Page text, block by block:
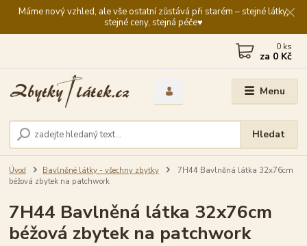
Máme nový vzhled, ale vše ostatní zůstává při starém – stejné látky,
stejné ceny, stejná péče♥️
Menu
Hledat
0 ks
za 0 Kč
Úvod Bavlněné látky - všechny zbytky
7H44 Bavlněná látka 32x76cm
béžová zbytek na patchwork
7H44 Bavlněná látka 32x76cm
béžová zbytek na patchwork